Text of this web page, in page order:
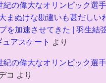
紀の偉大なオリンピック選
まぬけな勘違いも甚だしい
を加速させてきた | 羽生結
アスケート より
紀の偉大なオリンピック選
コ より